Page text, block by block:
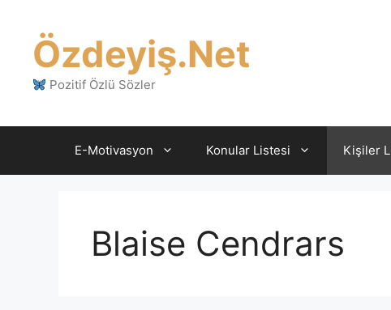
Özdeyiş.Net
Pozitif Özlü Sözler
E-Motivasyon Konular Listesi Kişiler
Blaise Cendrars